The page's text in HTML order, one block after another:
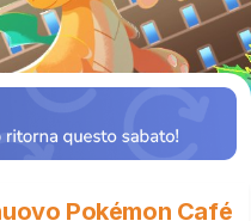
Pokémon Café